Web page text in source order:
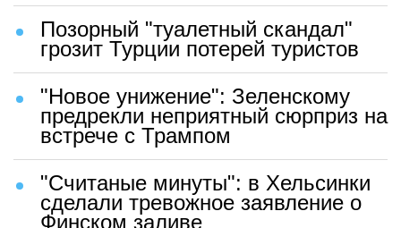
Позорный "туалетный скандал"
грозит Турции потерей туристов
"Новое унижение": Зеленскому
предрекли неприятный сюрприз на
встрече с Трампом
"Считаные минуты": в Хельсинки
сделали тревожное заявление о
Финском заливе